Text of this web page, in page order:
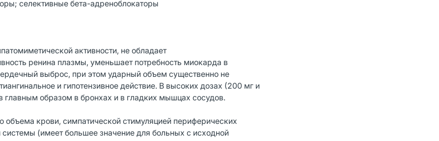
селективные бета-адреноблокаторы
активности, не обладает
ренина плазмы, уменьшает потребность миокарда в
выброс, при этом ударный объем существенно не
и гипотензивное действие. В высоких дозах (200 мг и
образом в бронхах и в гладких мышцах сосудов.
крови, симпатической стимуляцией периферических
(имеет большее значение для больных с исходной